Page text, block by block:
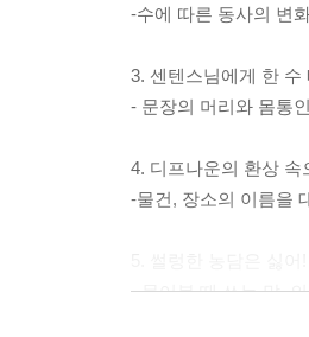
-수에 따른 동사의 변
3. 센텐스님에게 한 수
- 문장의 머리와 몸통
4. 디프나운의 환상 속
-물건, 장소의 이름을
- 물어볼 때 쓰는 말,